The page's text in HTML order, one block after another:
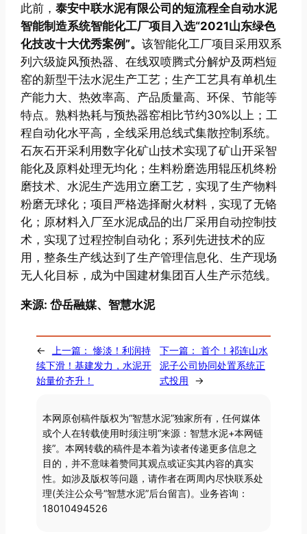
此前，泰安中联水泥有限公司的短流程全自动水泥
智能制造系统智能化工厂项目入选“2021山东绿色
化技改十大优秀案例”。该智能化工厂项目采用双系
列六级旋风预热器、在线双喷腾式分解炉及两档短
窑的新型干法水泥生产工艺；生产工艺具有单机生
产能力大、热效率高、产品质量高、环保、节能等
特点。熟料热耗与预热器窑相比节约30%以上；工
程自动化水平高，全线采用总线式集散控制系统。
石灰石开采利用数字化矿山技术实现了矿山开采智
能化及原料处理无均化；生料粉磨选用辊压机终粉
磨技术、水泥生产选用立磨工艺，实现了生产物料
粉磨无球化；项目严格选择耐火材料，实现了无铬
化；原材料入厂至水泥成品的出厂采用自动控制技
术，实现了过程控制自动化；系列先进技术的应
用，整条生产线达到了生产管理信息化、生产现场
无人化目标，成为中国建材集团百人生产示范线。
来源: 岱岳融媒、智慧水泥
← 上一篇：惨淡！利润持
续下滑！基建发力，水泥开
始量价齐升！
下一篇： 首个！祁连山水
泥子公司协同处置系统正
式投用
→
本网原创稿件版权为“智慧水泥”独家所有，任何媒体
或个人在转载使用时须注明“来源：智慧水泥+本网链
接”。本网转载的稿件是本着为读者传递更多信息之
目的，并不意味着赞同其观点或证实其内容的真实
性。如涉及版权等问题，请作者在两周内尽快联系处
理(关注公众号“智慧水泥”后台留言)。业务咨询：
18010494526